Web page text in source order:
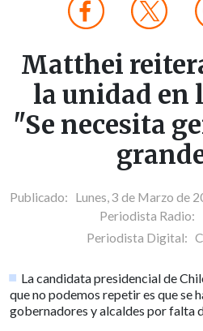
Matthei
la unidad en
"Se necesita
Publicado: Lunes, 3 de Marzo de
Periodista Radio:
Periodista Digital:
La candidata presidencial de
que no podemos repetir es que se
gobernadores y alcaldes por falta